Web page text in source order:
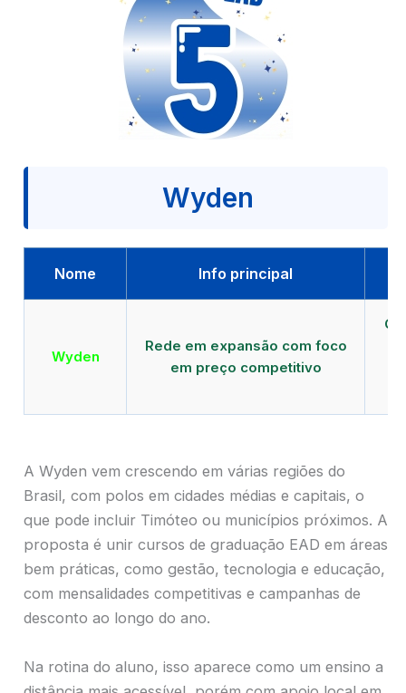
Wyden
Nome Info principal
Wyden
Rede em expansão com foco
em preço competitivo
A Wyden vem crescendo em várias regiões do
Brasil, com polos em cidades médias e capitais, o
que pode incluir Timóteo ou municípios próximos. A
proposta é unir cursos de graduação EAD em áreas
bem práticas, como gestão, tecnologia e educação,
com mensalidades competitivas e campanhas de
desconto ao longo do ano.
Na rotina do aluno, isso aparece como um ensino a